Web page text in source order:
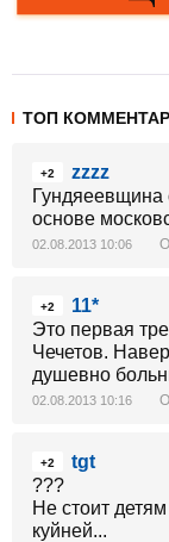
ТОП
+2
zzzz
Гундяеевщина
основе
02.08.2013 10:06
+2
11*
Это первая
Чечетов.
душевно
02.08.2013 10:16
+2
tgt
???
Не стоит
куйней...